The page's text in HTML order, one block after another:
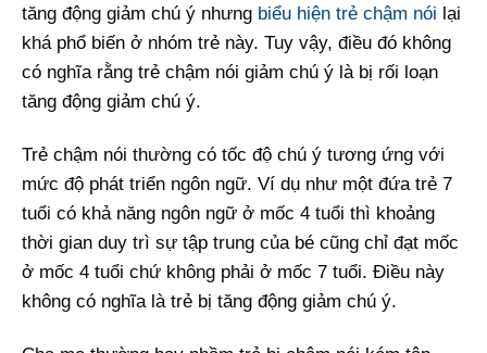
tăng động giảm chú ý nhưng biểu hiện trẻ chậm nói lại
khá phổ biến ở nhóm trẻ này. Tuy vậy, điều đó không
có nghĩa rằng trẻ chậm nói giảm chú ý là bị rối loạn
tăng động giảm chú ý.
Trẻ chậm nói thường có tốc độ chú ý tương ứng với
mức độ phát triển ngôn ngữ. Ví dụ như một đứa trẻ 7
tuổi có khả năng ngôn ngữ ở mốc 4 tuổi thì khoảng
thời gian duy trì sự tập trung của bé cũng chỉ đạt mốc
ở mốc 4 tuổi chứ không phải ở mốc 7 tuổi. Điều này
không có nghĩa là trẻ bị tăng động giảm chú ý.